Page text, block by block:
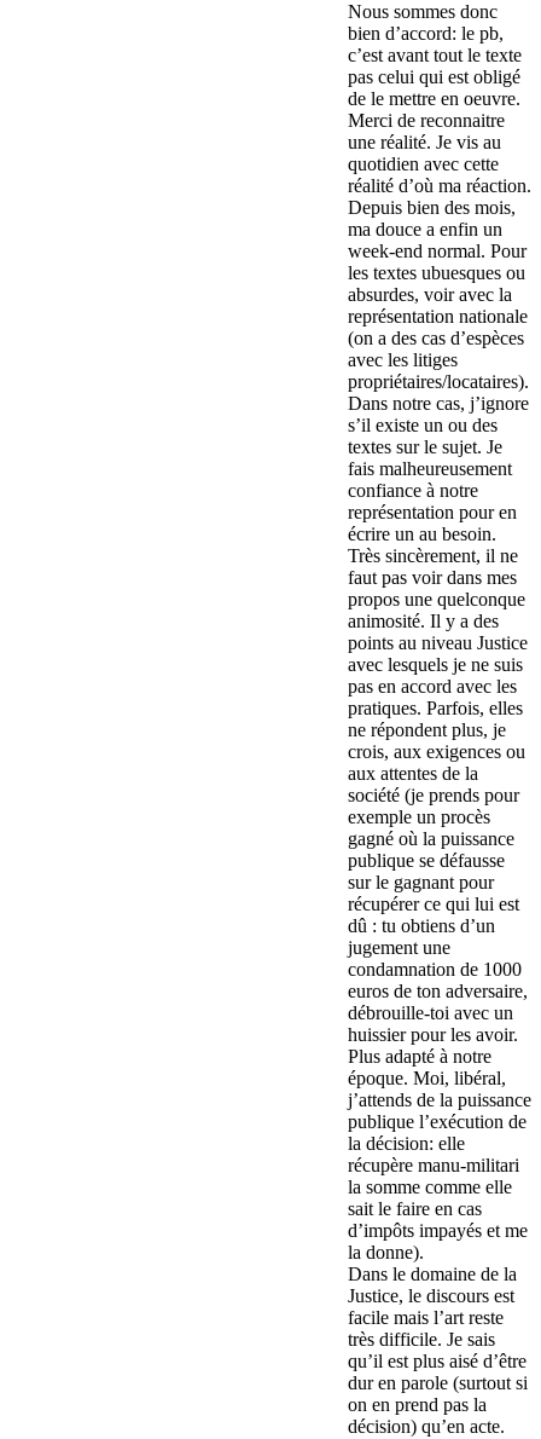
Nous sommes donc
bien d’accord: le pb,
c’est avant tout le texte
pas celui qui est obligé
de le mettre en oeuvre.
Merci de reconnaitre
une réalité. Je vis au
quotidien avec cette
réalité d’où ma réaction.
Depuis bien des mois,
ma douce a enfin un
week-end normal. Pour
les textes ubuesques ou
absurdes, voir avec la
représentation nationale
(on a des cas d’espèces
avec les litiges
propriétaires/locataires).
Dans notre cas, j’ignore
s’il existe un ou des
textes sur le sujet. Je
fais malheureusement
confiance à notre
représentation pour en
écrire un au besoin.
Très sincèrement, il ne
faut pas voir dans mes
propos une quelconque
animosité. Il y a des
points au niveau Justice
avec lesquels je ne suis
pas en accord avec les
pratiques. Parfois, elles
ne répondent plus, je
crois, aux exigences ou
aux attentes de la
société (je prends pour
exemple un procès
gagné où la puissance
publique se défausse
sur le gagnant pour
récupérer ce qui lui est
dû : tu obtiens d’un
jugement une
condamnation de 1000
euros de ton adversaire,
débrouille-toi avec un
huissier pour les avoir.
Plus adapté à notre
époque. Moi, libéral,
j’attends de la puissance
publique l’exécution de
la décision: elle
récupère manu-militari
la somme comme elle
sait le faire en cas
d’impôts impayés et me
la donne).
Dans le domaine de la
Justice, le discours est
facile mais l’art reste
très difficile. Je sais
qu’il est plus aisé d’être
dur en parole (surtout si
on en prend pas la
décision) qu’en acte.